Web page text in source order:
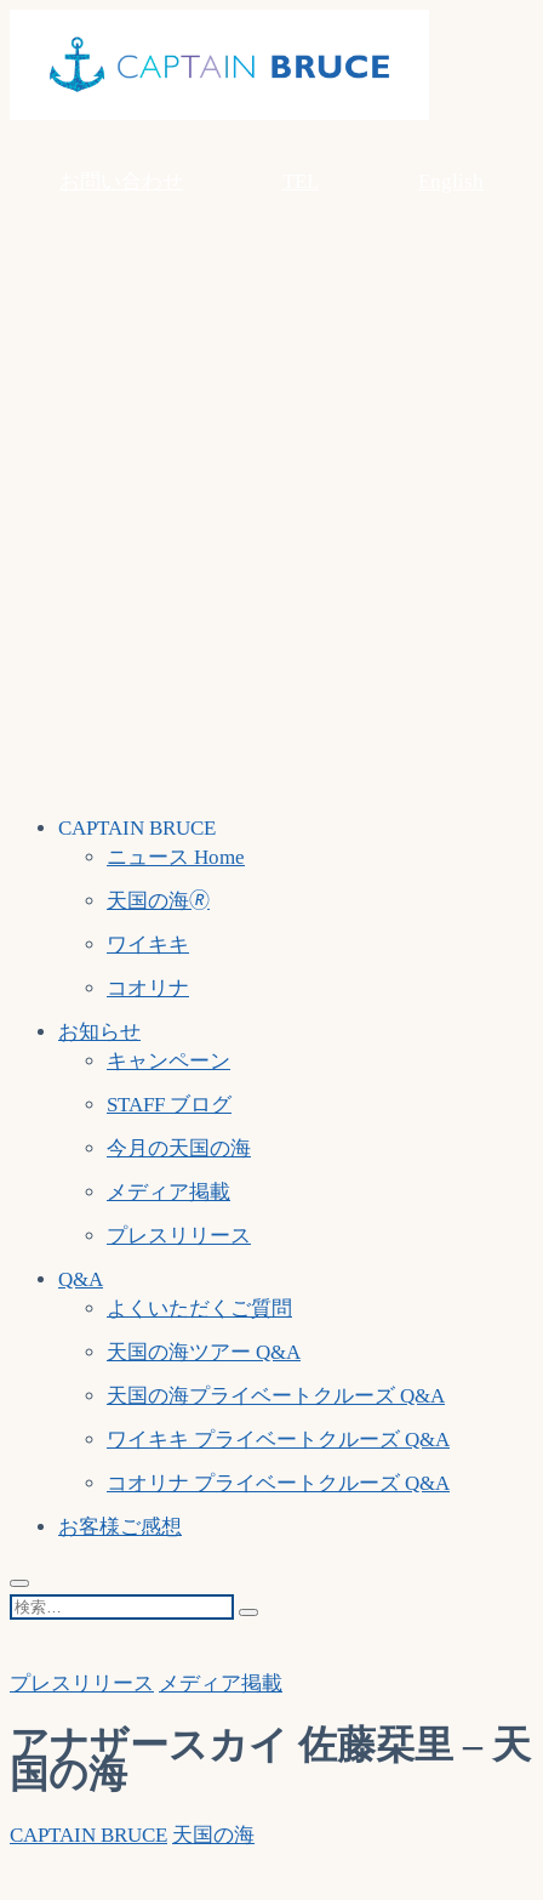
content
CAPTAIN BRUCE
ニュース Home
天国の海🄬
ワイキキ
コオリナ
お知らせ
キャンペーン
STAFF ブログ
今月の天国の海
メディア掲載
プレスリリース
Q&A
よくいただくご質問
天国の海ツアー Q&A
天国の海プライベートクルーズ Q&A
ワイキキ プライベートクルーズ Q&A
コオリナ プライベートクルーズ Q&A
お客様ご感想
検
プレスリリース メディア掲載
アナザースカイ 佐藤栞里 – 天
国の海
CAPTAIN BRUCE 天国の海